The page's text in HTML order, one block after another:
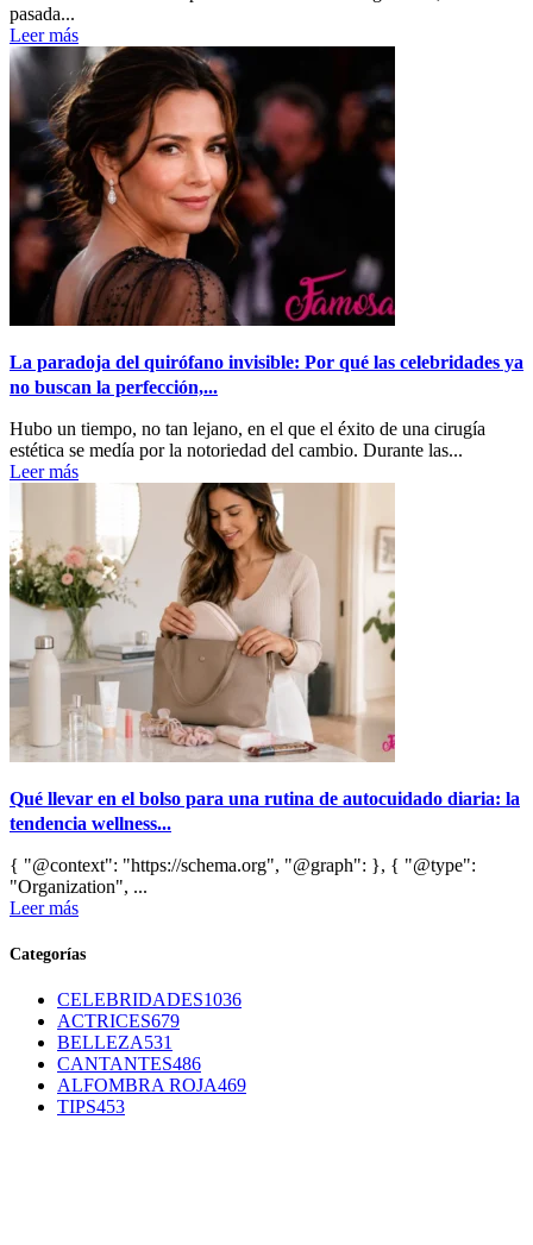
pasada...
Leer más
La paradoja del quirófano invisible: Por qué las celebridades ya
no buscan la perfección,...
Hubo un tiempo, no tan lejano, en el que el éxito de una cirugía
estética se medía por la notoriedad del cambio. Durante las...
Leer más
Qué llevar en el bolso para una rutina de autocuidado diaria: la
tendencia wellness...
{ "@context": "https://schema.org", "@graph": }, { "@type":
"Organization", ...
Leer más
Categorías
CELEBRIDADES1036
ACTRICES679
BELLEZA531
CANTANTES486
ALFOMBRA ROJA469
TIPS453